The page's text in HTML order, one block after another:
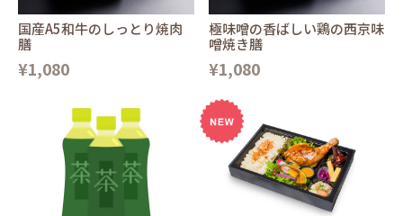
国産A5和牛のしっとり焼肉
膳
¥1,080
極味噌の香ばしい鶏の西京味
噌焼き膳
¥1,080